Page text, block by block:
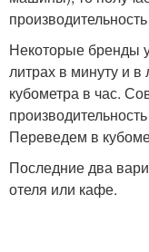
Некоторые бренды
литрах в минуту и в
кубометра в час.
Переведем в
Последние два
отеля или кафе.